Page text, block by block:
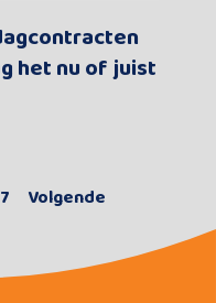
het nu of juist
7 Volgende